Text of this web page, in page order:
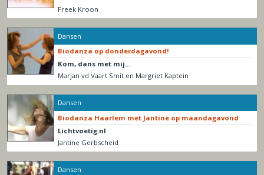
Freek Kroon
Dansen
Biodanza op donderdagavond!
Kom, dans met mij...
Marjan vd Vaart Smit en Margriet Kaptein
Dansen
Biodanza Haarlem met Jantine op maandagavond
Lichtvoetig.nl
Jantine Gerbscheid
Dansen